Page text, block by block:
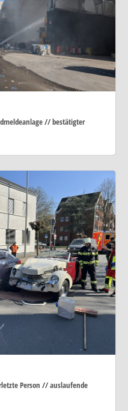
// bestätigter
Person // auslaufende